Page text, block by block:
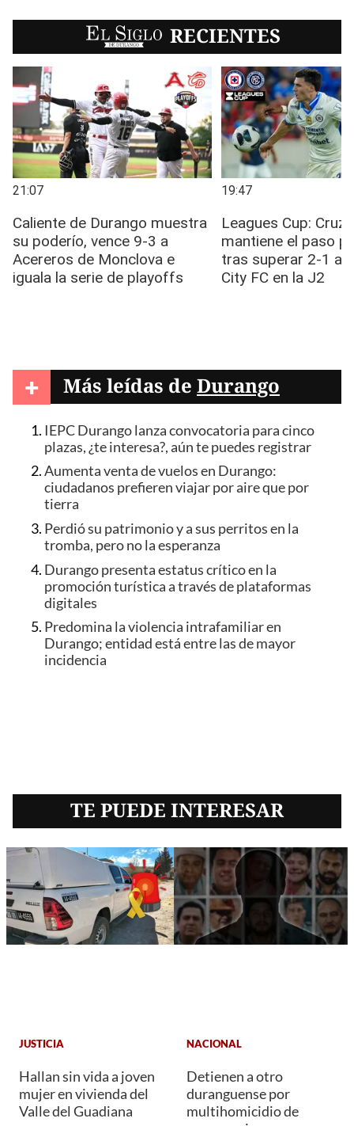
EL SIGLO RECIENTES
+ Más leídas de Durango
IEPC Durango lanza convocatoria para cinco
plazas, ¿te interesa?, aún te puedes registrar
Aumenta venta de vuelos en Durango:
ciudadanos prefieren viajar por aire que por
tierra
Perdió su patrimonio y a sus perritos en la
tromba, pero no la esperanza
Durango presenta estatus crítico en la
promoción turística a través de plataformas
digitales
Predomina la violencia intrafamiliar en
Durango; entidad está entre las de mayor
incidencia
TE PUEDE INTERESAR
JUSTICIA
Hallan sin vida a joven
mujer en vivienda del
Valle del Guadiana
NACIONAL
Detienen a otro
duranguense por
multihomicidio de